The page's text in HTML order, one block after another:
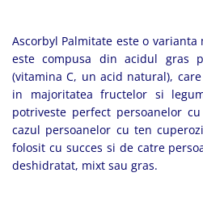
Ascorbyl Palmitate este o
este compusa din acidul gras
(vitamina C, un acid natural),
in majoritatea fructelor si
potriveste perfect persoanelor
cazul persoanelor cu ten
folosit cu succes si de catre
deshidratat, mixt sau gras.